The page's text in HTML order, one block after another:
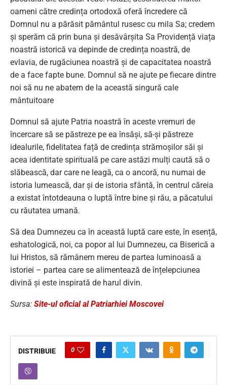
oameni către credința ortodoxă oferă încredere că
Domnul nu a părăsit pământul rusesc cu mila Sa; credem
și sperăm că prin buna și desăvârșita Sa Providență viața
noastră istorică va depinde de credința noastră, de
evlavia, de rugăciunea noastră și de capacitatea noastră
de a face fapte bune. Domnul să ne ajute pe fiecare dintre
noi să nu ne abatem de la această singură cale
mântuitoare
Domnul să ajute Patria noastră în aceste vremuri de
încercare să se păstreze pe ea însăși, să-și păstreze
idealurile, fidelitatea față de credința strămoșilor săi și
acea identitate spirituală pe care astăzi mulți caută să o
slăbească, dar care ne leagă, ca o ancoră, nu numai de
istoria lumească, dar și de istoria sfântă, în centrul căreia
a existat întotdeauna o luptă între bine și rău, a păcatului
cu răutatea umană.
Să dea Dumnezeu ca în această luptă care este, în esență,
eshatologică, noi, ca popor al lui Dumnezeu, ca Biserică a
lui Hristos, să rămânem mereu de partea luminoasă a
istoriei – partea care se alimentează de înțelepciunea
divină și este inspirată de harul divin.
Sursa: Site-ul oficial al Patriarhiei Moscovei
DISTRIBUIE 0